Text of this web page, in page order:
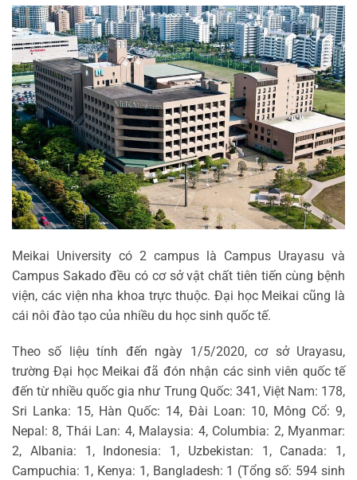
Meikai University có 2 campus là Campus Urayasu và
Campus Sakado đều có cơ sở vật chất tiên tiến cùng bệnh
viện, các viện nha khoa trực thuộc. Đại học Meikai cũng là
cái nôi đào tạo của nhiều du học sinh quốc tế.
Theo số liệu tính đến ngày 1/5/2020, cơ sở Urayasu,
trường Đại học Meikai đã đón nhận các sinh viên quốc tế
đến từ nhiều quốc gia như Trung Quốc: 341, Việt Nam: 178,
Sri Lanka: 15, Hàn Quốc: 14, Đài Loan: 10, Mông Cổ: 9,
Nepal: 8, Thái Lan: 4, Malaysia: 4, Columbia: 2, Myanmar:
2, Albania: 1, Indonesia: 1, Uzbekistan: 1, Canada: 1,
Campuchia: 1, Kenya: 1, Bangladesh: 1 (Tổng số: 594 sinh